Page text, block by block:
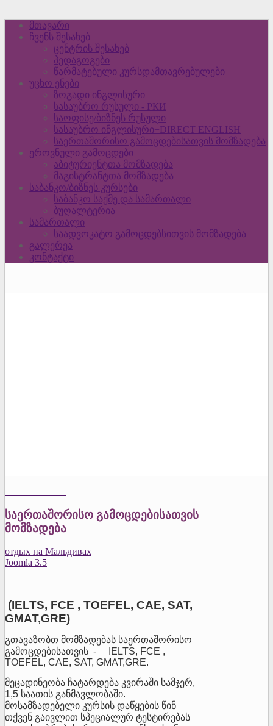
მთავარი
ჩვენს შესახებ
ცენტრის შესახებ
პედაგოგები
წარმატებული კურსდამთავრებულები
უცხო ენები
ზოგადი ინგლისური
სასაუბრო რუსული - РКИ
საოფისე/ბიზნეს რუსული
სასაუბრო ინგლისური+DIRECT ENGLISH
საერთაშორისო გამოცდებისათვის მომზადება
ეროვნული გამოცდები
აბიტურიენტთა მომზადება
მაგისტრანტთა მომზადება
საბანკო/ბიზნეს კურსები
საბანკო საქმე და სამართალი
ბუღალტერია
სამართალი
საადვოკატო გამოცდებსითვის მომზადება
გალერეა
კონტაქტი
საერთაშორისო გამოცდებისათვის
მომზადება
отдых на Мальдивах
Joomla 3.5
(IELTS, FCE , TOEFEL, CAE, SAT,
GMAT,GRE)
გთავაზობთ მომზადებას საერთაშორისო
გამოცდებისათვის - IELTS, FCE ,
TOEFEL, CAE, SAT, GMAT,GRE.
მეცადინეობა ჩატარდება კვირაში სამჯერ,
1,5 საათის განმავლობაში.
მოსამზადებელი კურსის დაწყების წინ
თქვენ გაივლით სპეციალურ ტესტირებას